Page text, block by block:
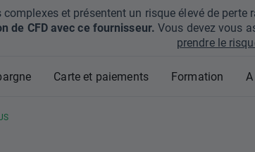
et présentent un risque élevé de
de CFD avec ce fournisseur. Vous devez vous
prendre le
Carte et paiements Formation